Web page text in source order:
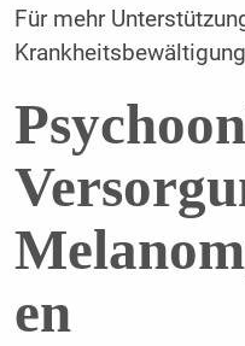
Für mehr
Krankheitsbewältigung
en